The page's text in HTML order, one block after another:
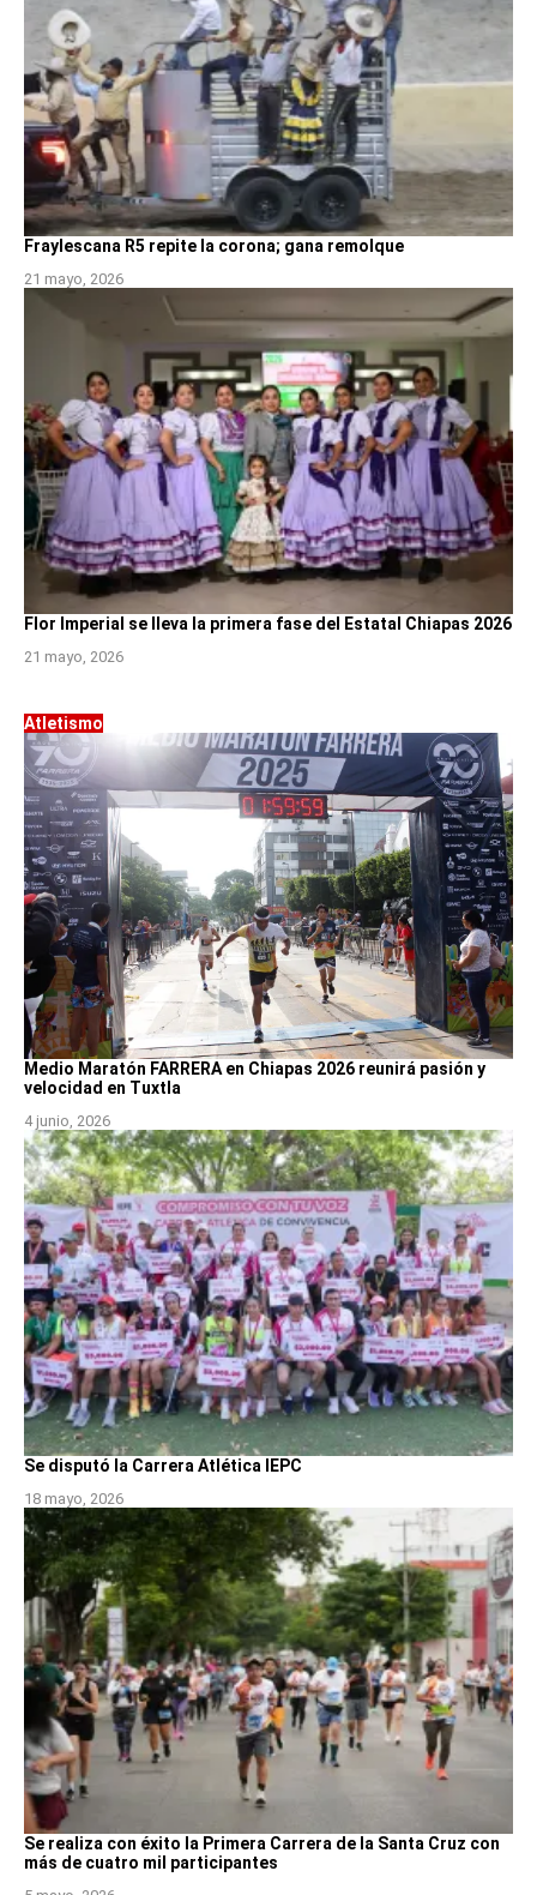
Fraylescana R5 repite la corona; gana remolque
21 mayo, 2026
Flor Imperial se lleva la primera fase del Estatal Chiapas 2026
21 mayo, 2026
Atletismo
Medio Maratón FARRERA en Chiapas 2026 reunirá pasión y
velocidad en Tuxtla
4 junio, 2026
Se disputó la Carrera Atlética IEPC
18 mayo, 2026
Se realiza con éxito la Primera Carrera de la Santa Cruz con
más de cuatro mil participantes